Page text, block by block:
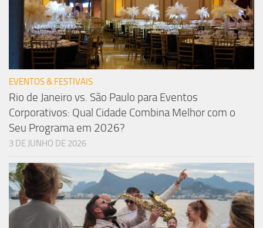
EVENTOS & FESTIVAIS
Rio de Janeiro vs. São Paulo para Eventos
Corporativos: Qual Cidade Combina Melhor com o
Seu Programa em 2026?
3 DE JUNHO DE 2026